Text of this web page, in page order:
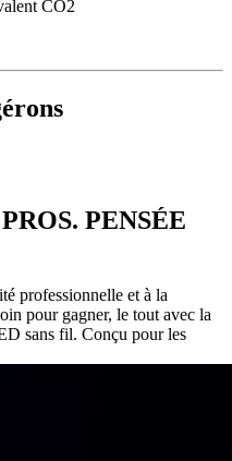
CO2
PENSÉE
professionnelle et à la
pour gagner, le tout avec la
sans fil. Conçu pour les